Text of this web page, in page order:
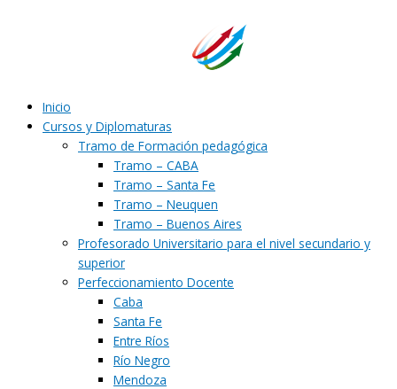
Inicio
Cursos y Diplomaturas
Tramo de Formación pedagógica
Tramo – CABA
Tramo – Santa Fe
Tramo – Neuquen
Tramo – Buenos Aires
Profesorado Universitario para el nivel secundario y
superior
Perfeccionamiento Docente
Caba
Santa Fe
Entre Ríos
Río Negro
Mendoza